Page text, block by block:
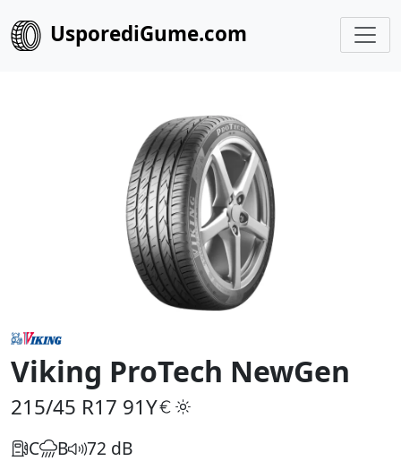
UsporediGume.com
Viking ProTech NewGen
215/45 R17 91Y
C B 72 dB